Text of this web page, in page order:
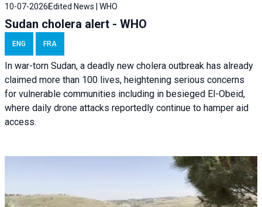
10-07-2026 Edited News | WHO
Sudan cholera alert - WHO
ENG FRA
In war-torn Sudan, a deadly new cholera outbreak has already
claimed more than 100 lives, heightening serious concerns
for vulnerable communities including in besieged El-Obeid,
where daily drone attacks reportedly continue to hamper aid
access.